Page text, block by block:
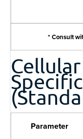
* Consult
Parameter